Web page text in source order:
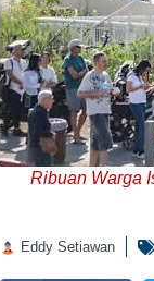
Ribuan Warga
Eddy Setiawan